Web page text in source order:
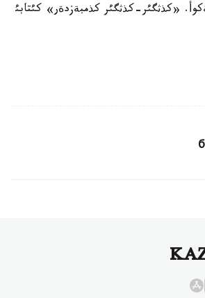
«كذثگئر-كذثگئر كذمبةزدةر» كئتابئ